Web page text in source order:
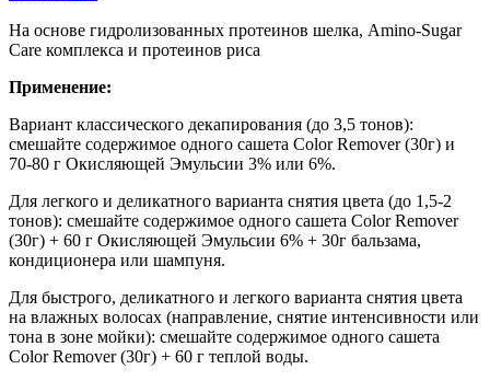
На основе гидролизованных протеинов шелка, Amino-Sugar
Care комплекса и протеинов риса
Применение:
Вариант классического декапирования (до 3,5 тонов):
смешайте содержимое одного сашета Color Remover (30г) и
70-80 г Окисляющей Эмульсии 3% или 6%.
Для легкого и деликатного варианта снятия цвета (до 1,5-2
тонов): смешайте содержимое одного сашета Color Remover
(30г) + 60 г Окисляющей Эмульсии 6% + 30г бальзама,
кондиционера или шампуня.
Для быстрого, деликатного и легкого варианта снятия цвета
на влажных волосах (направление, снятие интенсивности или
тона в зоне мойки): смешайте содержимое одного сашета
Color Remover (30г) + 60 г теплой воды.